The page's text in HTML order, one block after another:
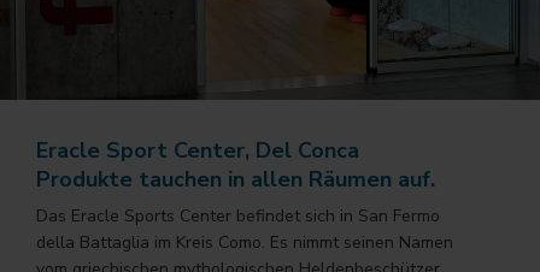
Eracle Sport Center, Del Conca
Produkte tauchen in allen Räumen auf.
Das Eracle Sports Center befindet sich in San Fermo
della Battaglia im Kreis Como. Es nimmt seinen Namen